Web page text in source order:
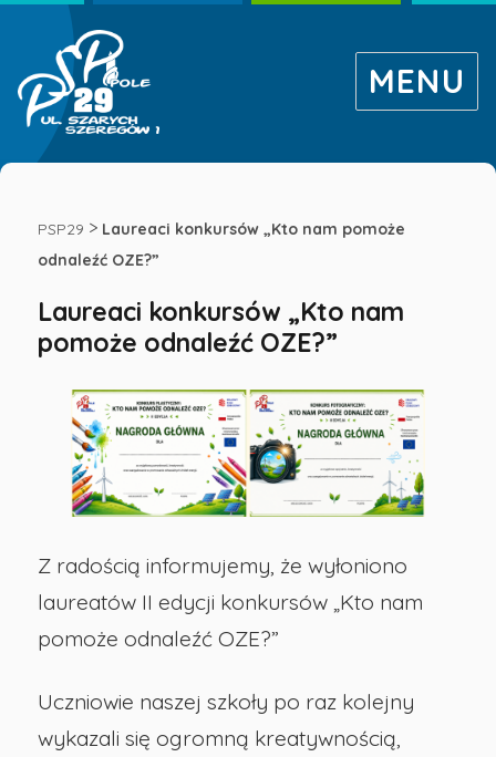
Laureaci
konkursów
nam
pomoże
odnaleźć
Publiczna
Szkoła
MENU
PSP29 > Laureaci konkursów „Kto nam pomoże
odnaleźć OZE?”
Laureaci konkursów „Kto nam
pomoże odnaleźć OZE?”
Z radością informujemy, że wyłoniono
laureatów II edycji konkursów „Kto nam
pomoże odnaleźć OZE?”
Uczniowie naszej szkoły po raz kolejny
wykazali się ogromną kreatywnością,